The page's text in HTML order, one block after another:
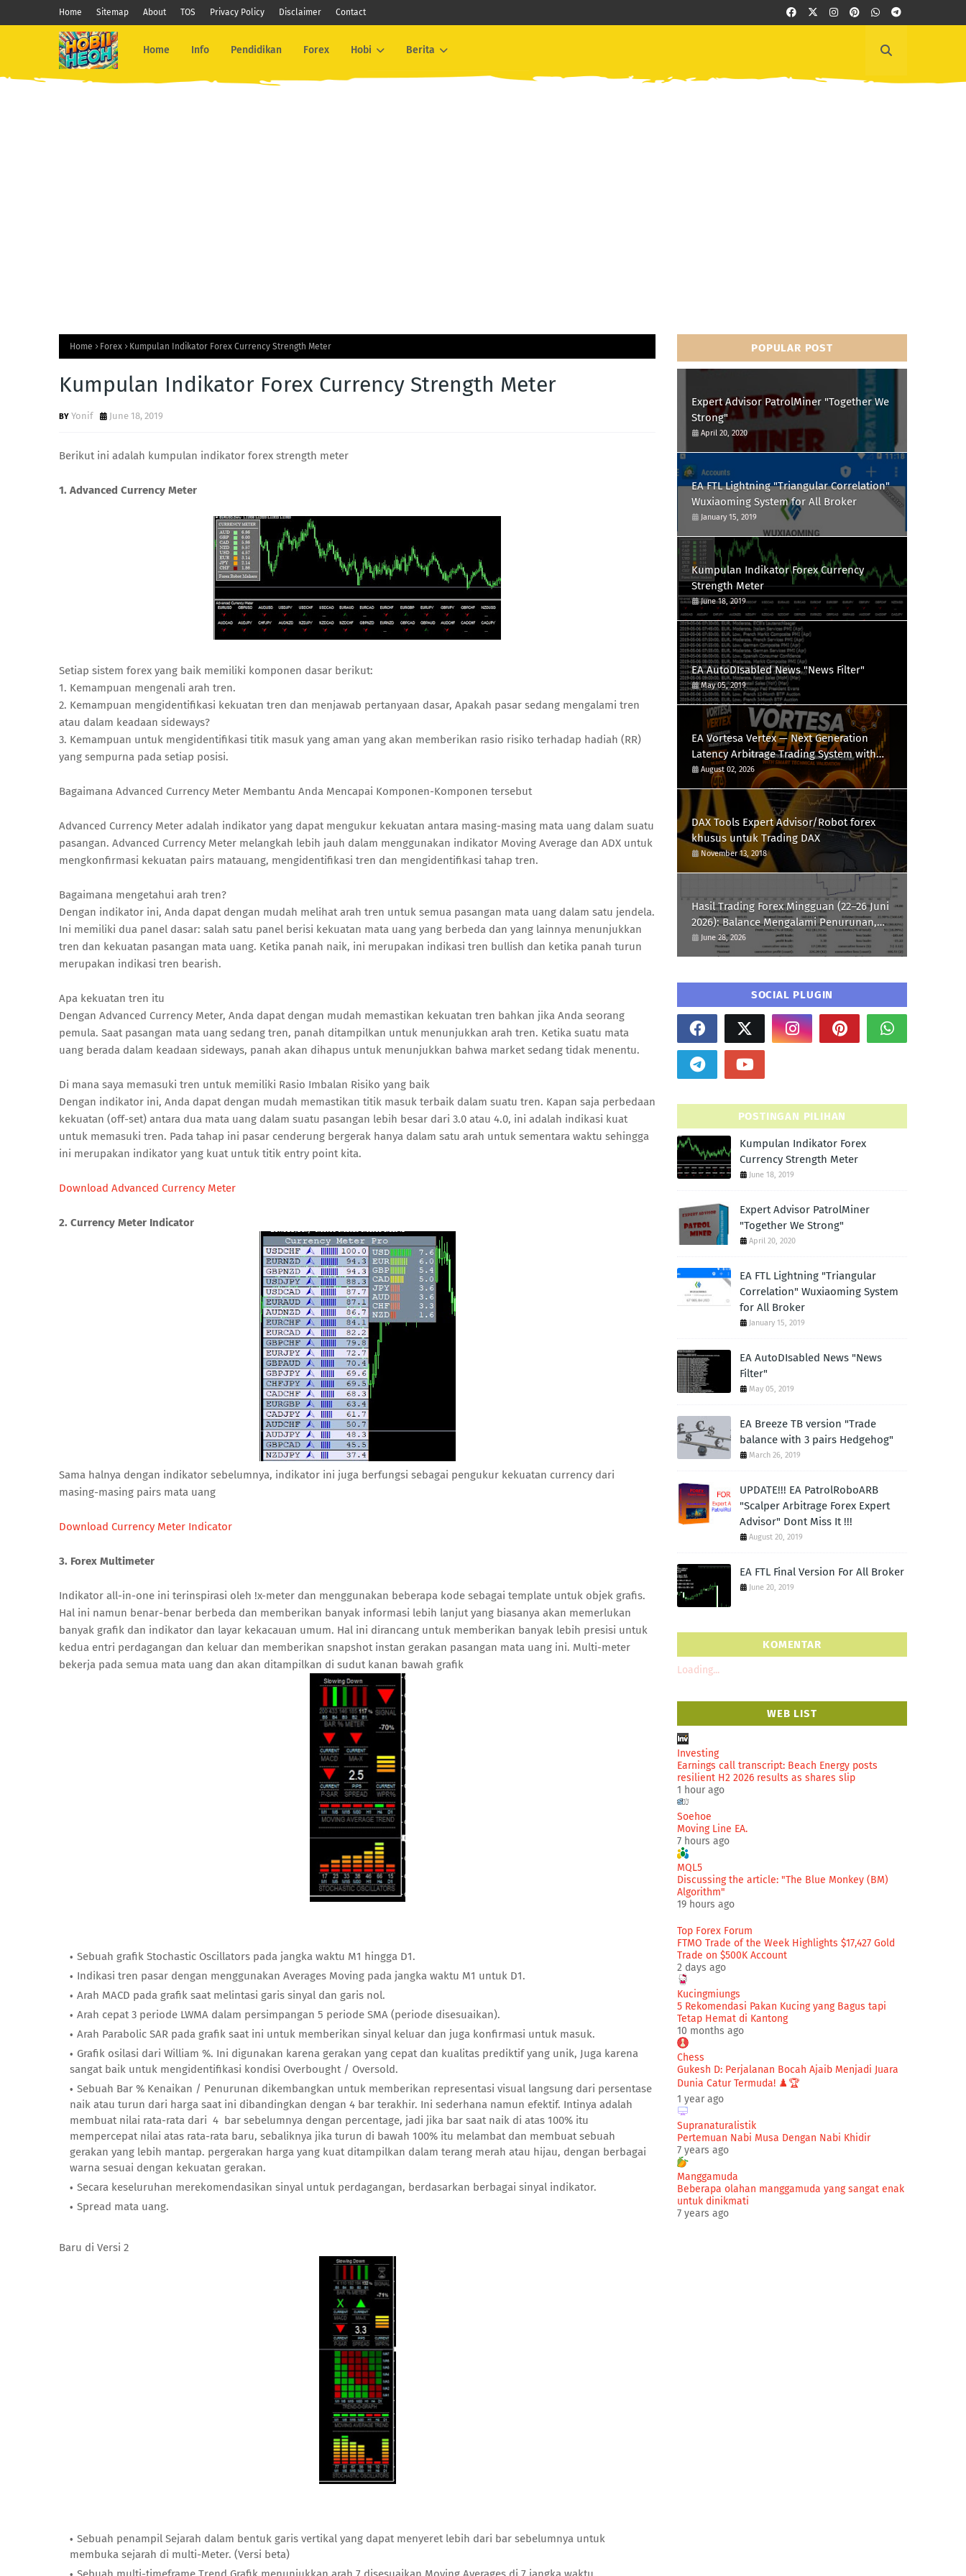
Home Sitemap About TOS Privacy Policy Disclaimer Contact
Home Info Pendidikan Forex Hobi Berita
Home Forex Kumpulan Indikator Forex Currency Strength Meter
Kumpulan Indikator Forex Currency Strength Meter
Yonif June 18, 2019
Berikut ini adalah kumpulan indikator forex strength meter
1. Advanced Currency Meter
Setiap sistem forex yang baik memiliki komponen dasar berikut:
1. Kemampuan mengenali arah tren.
2. Kemampuan mengidentifikasi kekuatan tren dan menjawab pertanyaan dasar, Apakah pasar sedang mengalami tren
atau dalam keadaan sideways?
3. Kemampuan untuk mengidentifikasi titik masuk yang aman yang akan memberikan rasio risiko terhadap hadiah (RR)
yang sempurna pada setiap posisi.
Bagaimana Advanced Currency Meter Membantu Anda Mencapai Komponen-Komponen tersebut
Advanced Currency Meter adalah indikator yang dapat mengukur kekuatan antara masing-masing mata uang dalam suatu
pasangan. Advanced Currency Meter melangkah lebih jauh dalam menggunakan indikator Moving Average dan ADX untuk
mengkonfirmasi kekuatan pairs matauang, mengidentifikasi tren dan mengidentifikasi tahap tren.
Bagaimana mengetahui arah tren?
Dengan indikator ini, Anda dapat dengan mudah melihat arah tren untuk semua pasangan mata uang dalam satu jendela.
Ini memiliki dua panel dasar: salah satu panel berisi kekuatan mata uang yang berbeda dan yang lainnya menunjukkan
tren dan kekuatan pasangan mata uang. Ketika panah naik, ini merupakan indikasi tren bullish dan ketika panah turun
merupakan indikasi tren bearish.
Apa kekuatan tren itu
Dengan Advanced Currency Meter, Anda dapat dengan mudah memastikan kekuatan tren bahkan jika Anda seorang
pemula. Saat pasangan mata uang sedang tren, panah ditampilkan untuk menunjukkan arah tren. Ketika suatu mata
uang berada dalam keadaan sideways, panah akan dihapus untuk menunjukkan bahwa market sedang tidak menentu.
Di mana saya memasuki tren untuk memiliki Rasio Imbalan Risiko yang baik
Dengan indikator ini, Anda dapat dengan mudah memastikan titik masuk terbaik dalam suatu tren. Kapan saja perbedaan
kekuatan (off-set) antara dua mata uang dalam suatu pasangan lebih besar dari 3.0 atau 4.0, ini adalah indikasi kuat
untuk memasuki tren. Pada tahap ini pasar cenderung bergerak hanya dalam satu arah untuk sementara waktu sehingga
ini merupakan indikator yang kuat untuk titik entry point kita.
Download Advanced Currency Meter
2. Currency Meter Indicator
Sama halnya dengan indikator sebelumnya, indikator ini juga berfungsi sebagai pengukur kekuatan currency dari
masing-masing pairs mata uang
Download Currency Meter Indicator
3. Forex Multimeter
Indikator all-in-one ini terinspirasi oleh !x-meter dan menggunakan beberapa kode sebagai template untuk objek grafis.
Hal ini namun benar-benar berbeda dan memberikan banyak informasi lebih lanjut yang biasanya akan memerlukan
banyak grafik dan indikator dan layar kekacauan umum. Hal ini dirancang untuk memberikan banyak lebih presisi untuk
kedua entri perdagangan dan keluar dan memberikan snapshot instan gerakan pasangan mata uang ini. Multi-meter
bekerja pada semua mata uang dan akan ditampilkan di sudut kanan bawah grafik
Sebuah grafik Stochastic Oscillators pada jangka waktu M1 hingga D1.
Indikasi tren pasar dengan menggunakan Averages Moving pada jangka waktu M1 untuk D1.
Arah MACD pada grafik saat melintasi garis sinyal dan garis nol.
Arah cepat 3 periode LWMA dalam persimpangan 5 periode SMA (periode disesuaikan).
Arah Parabolic SAR pada grafik saat ini untuk memberikan sinyal keluar dan juga konfirmasi untuk masuk.
Grafik osilasi dari William %. Ini digunakan karena gerakan yang cepat dan kualitas prediktif yang unik, Juga karena
sangat baik untuk mengidentifikasi kondisi Overbought / Oversold.
Sebuah Bar % Kenaikan / Penurunan dikembangkan untuk memberikan representasi visual langsung dari persentase
naik atau turun dari harga saat ini dibandingkan dengan 4 bar terakhir. Ini sederhana namun efektif. Intinya adalah
membuat nilai rata-rata dari 4 bar sebelumnya dengan percentage, jadi jika bar saat naik di atas 100% itu
mempercepat nilai atas rata-rata baru, sebaliknya jika turun di bawah 100% itu melambat dan membuat sebuah
gerakan yang lebih mantap. pergerakan harga yang kuat ditampilkan dalam terang merah atau hijau, dengan berbagai
warna sesuai dengan kekuatan gerakan.
Secara keseluruhan merekomendasikan sinyal untuk perdagangan, berdasarkan berbagai sinyal indikator.
Spread mata uang.
Baru di Versi 2
Sebuah penampil Sejarah dalam bentuk garis vertikal yang dapat menyeret lebih dari bar sebelumnya untuk
membuka sejarah di multi-Meter. (Versi beta)
POPULAR POST
Expert Advisor PatrolMiner "Together We
Strong"
April 20, 2020
EA FTL Lightning "Triangular Correlation"
Wuxiaoming System for All Broker
January 15, 2019
Kumpulan Indikator Forex Currency
Strength Meter
June 18, 2019
EA AutoDIsabled News "News Filter"
May 05, 2019
EA Vortesa Vertex — Next Generation
Latency Arbitrage Trading System with
Smart Technical Validation
August 02, 2026
DAX Tools Expert Advisor/Robot forex
khusus untuk Trading DAX
November 13, 2018
Hasil Trading Forex Mingguan (22–26 Juni
2026): Balance Mengalami Penurunan,
Saatnya Evaluasi Strategi
June 28, 2026
SOCIAL PLUGIN
POSTINGAN PILIHAN
Kumpulan Indikator Forex
Currency Strength Meter
June 18, 2019
Expert Advisor PatrolMiner
"Together We Strong"
April 20, 2020
EA FTL Lightning "Triangular
Correlation" Wuxiaoming System
for All Broker
January 15, 2019
EA AutoDIsabled News "News
Filter"
May 05, 2019
EA Breeze TB version "Trade
balance with 3 pairs Hedgehog"
March 26, 2019
UPDATE!!! EA PatrolRoboARB
"Scalper Arbitrage Forex Expert
Advisor" Dont Miss It !!!
August 20, 2019
EA FTL Final Version For All Broker
June 20, 2019
KOMENTAR
Loading...
WEB LIST
Investing
Earnings call transcript: Beach Energy posts
resilient H2 2026 results as shares slip
1 hour ago
Soehoe
Moving Line EA.
7 hours ago
MQL5
Discussing the article: "The Blue Monkey (BM)
Algorithm"
19 hours ago
Top Forex Forum
FTMO Trade of the Week Highlights $17,427 Gold
Trade on $500K Account
2 days ago
Kucingmiungs
5 Rekomendasi Pakan Kucing yang Bagus tapi
Tetap Hemat di Kantong
10 months ago
Chess
Gukesh D: Perjalanan Bocah Ajaib Menjadi Juara
Dunia Catur Termuda! ♟️🏆
1 year ago
Supranaturalistik
Pertemuan Nabi Musa Dengan Nabi Khidir
7 years ago
Manggamuda
Beberapa olahan manggamuda yang sangat enak
untuk dinikmati
7 years ago